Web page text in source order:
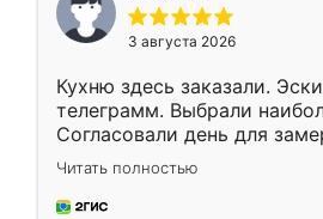
3 августа 2026
Кухню здесь заказали.
телеграмм. Выбрали
Согласовали день для
недели кухня была уже
довольны работой.
мебель за качественную
Читать полностью